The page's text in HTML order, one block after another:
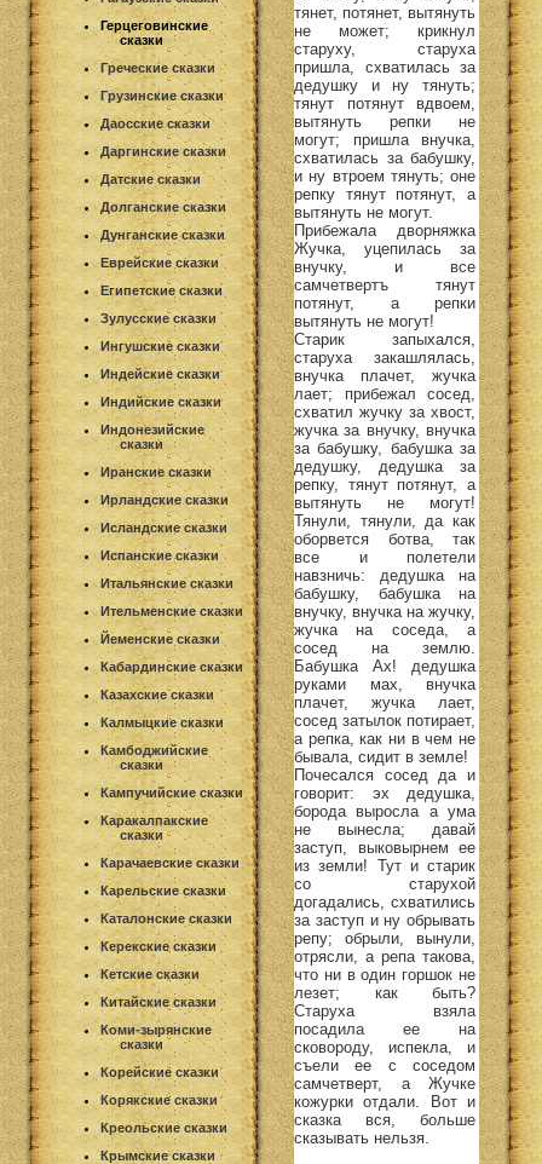
Герцеговинские
сказки
Греческие сказки
Грузинские сказки
Даосские сказки
Даргинские сказки
Датские сказки
Долганские сказки
Дунганские сказки
Еврейские сказки
Египетские сказки
Зулусские сказки
Ингушские сказки
Индейские сказки
Индийские сказки
Индонезийские
сказки
Иранские сказки
Ирландские сказки
Исландские сказки
Испанские сказки
Итальянские сказки
Ительменские сказки
Йеменские сказки
Кабардинские сказки
Казахские сказки
Калмыцкие сказки
Камбоджийские
сказки
Кампучийские сказки
Каракалпакские
сказки
Карачаевские сказки
Карельские сказки
Каталонские сказки
Керекские сказки
Кетские сказки
Китайские сказки
Коми-зырянские
сказки
Корейские сказки
Корякские сказки
Креольские сказки
Крымские сказки
тянет, потянет, вытянуть
не может; крикнул
старуху, старуха
пришла, схватилась за
дедушку и ну тянуть;
тянут потянут вдвоем,
вытянуть репки не
могут; пришла внучка,
схватилась за бабушку,
и ну втроем тянуть; оне
репку тянут потянут, а
вытянуть не могут.
Прибежала дворняжка
Жучка, уцепилась за
внучку, и все
самчетвертъ тянут
потянут, а репки
вытянуть не могут!
Старик запыхался,
старуха закашлялась,
внучка плачет, жучка
лает; прибежал сосед,
схватил жучку за хвост,
жучка за внучку, внучка
за бабушку, бабушка за
дедушку, дедушка за
репку, тянут потянут, а
вытянуть не могут!
Тянули, тянули, да как
оборвется ботва, так
все и полетели
навзничь: дедушка на
бабушку, бабушка на
внучку, внучка на жучку,
жучка на соседа, а
сосед на землю.
Бабушка Ах! дедушка
руками мах, внучка
плачет, жучка лает,
сосед затылок потирает,
а репка, как ни в чем не
бывала, сидит в земле!
Почесался сосед да и
говорит: эх дедушка,
борода выросла а ума
не вынесла; давай
заступ, выковырнем ее
из земли! Тут и старик
со старухой
догадались, схватились
за заступ и ну обрывать
репу; обрыли, вынули,
отрясли, а репа такова,
что ни в один горшок не
лезет; как быть?
Старуха взяла
посадила ее на
сковороду, испекла, и
съели ее с соседом
самчетверт, а Жучке
кожурки отдали. Вот и
сказка вся, больше
сказывать нельзя.